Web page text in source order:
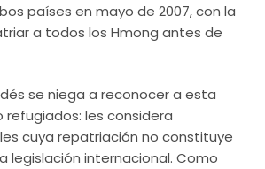
países en mayo de 2007, con la
a todos los Hmong antes de
se niega a reconocer a esta
les considera
cuya repatriación no constituye
legislación internacional. Como